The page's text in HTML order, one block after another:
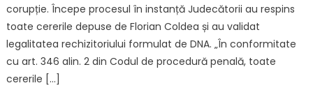
corupție. Începe procesul în instanță Judecătorii au respins
toate cererile depuse de Florian Coldea și au validat
legalitatea rechizitoriului formulat de DNA. „În conformitate
cu art. 346 alin. 2 din Codul de procedură penală, toate
cererile […]